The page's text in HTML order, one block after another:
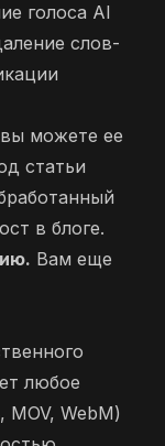
голоса AI
слов-
можете ее
статьи
в блоге.
Вам еще
любое
WebM)